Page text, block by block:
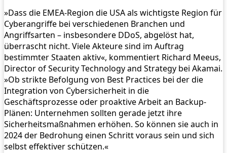
»Dass die EMEA-Region die USA als wichtigste Region für
Cyberangriffe bei verschiedenen Branchen und
Angriffsarten – insbesondere DDoS, abgelöst hat,
überrascht nicht. Viele Akteure sind im Auftrag
bestimmter Staaten aktiv«, kommentiert Richard Meeus,
Director of Security Technology and Strategy bei Akamai.
»Ob strikte Befolgung von Best Practices bei der die
Integration von Cybersicherheit in die
Geschäftsprozesse oder proaktive Arbeit an Backup-
Plänen: Unternehmen sollten gerade jetzt ihre
Sicherheitsmaßnahmen erhöhen. So können sie auch in
2024 der Bedrohung einen Schritt voraus sein und sich
selbst effektiver schützen.«